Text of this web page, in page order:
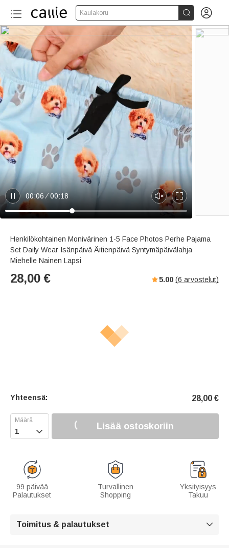
Kaulakoru  
P
a
e
00:06 00:18
U
n
t
e
E
n
e
r
l
Henkilökohtainen Monivärinen 1-5 Face Photos Perhe Pajama
Set Daily Wear Isänpäivä Äitienpäivä Syntymäpäivälahja
Miehelle Nainen Lapsi
28,00 € 5.00 (6 arvostelut)
Yhteensä: 28,00 €
 Lisää ostoskoriin
99 päivää
Palautukset
Turvallinen
Shopping
Yksityisyys
Takuu
Toimitus & palautukset 